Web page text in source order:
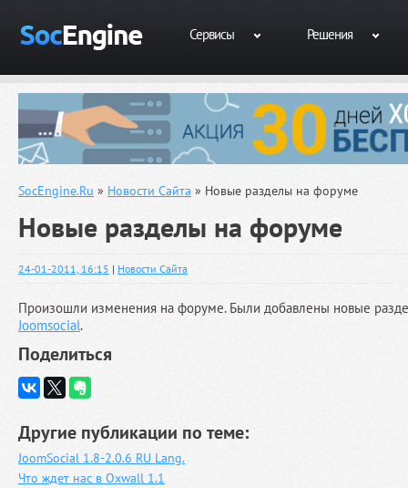
Сервисы Решения
SocEngine.Ru » Новости Сайта » Новые разделы на форуме
Новые разделы на форуме
24-01-2011, 16:15 | Новости Сайта
Произошли изменения на форуме. Были добавлены новые
Joomsocial.
Поделиться
Другие публикации по теме:
JoomSocial 1.8-2.0.6 RU Lang.
Что ждет нас в Oxwall 1.1